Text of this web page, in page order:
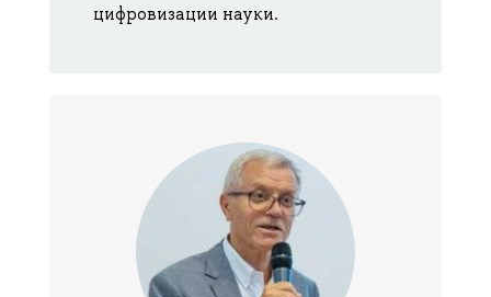
цифровизации науки.